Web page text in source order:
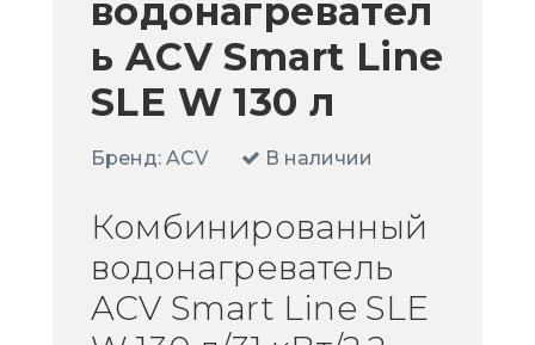
водонагревател
ь ACV Smart Line
SLE W 130 л
Бренд: ACV В наличии
Комбинированный
водонагреватель
ACV Smart Line SLE